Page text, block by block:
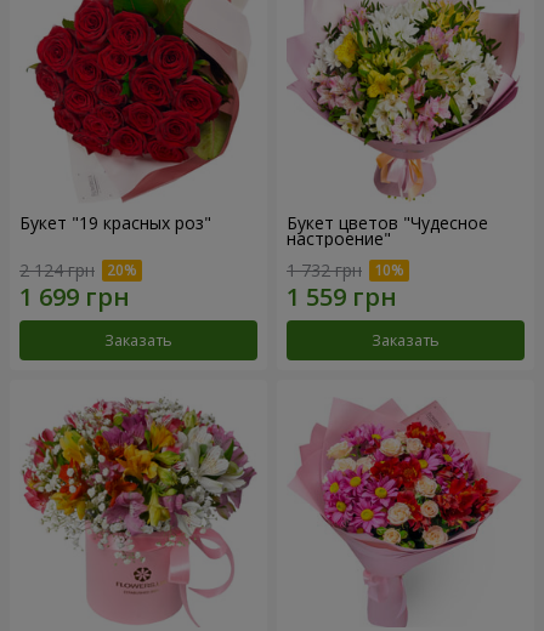
Букет "19 красных роз"
2 124 грн
Заказать
Букет цветов "Чудесное
настроение"
1 732 грн
Заказать